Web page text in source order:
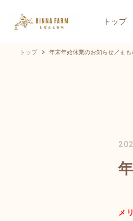
トップ
トップ 年末年始休業のお知らせ／まも
メ